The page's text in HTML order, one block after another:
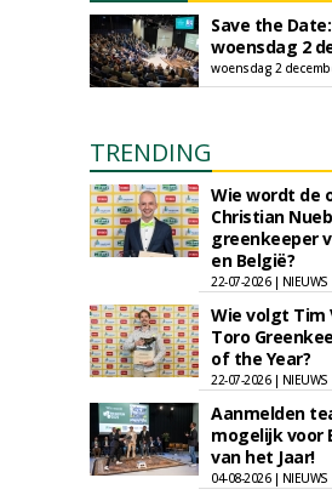
Save the
woensdag 2
woensdag 2
TRENDING
Wie wordt de
Christian
greenkeeper
en België?
22-07-2026 | NIEUWS
Wie volgt Tim
Toro
of the Year?
22-07-2026 | NIEUWS
Aanmelden
mogelijk voor
van het Jaar!
04-08-2026 | NIEUWS